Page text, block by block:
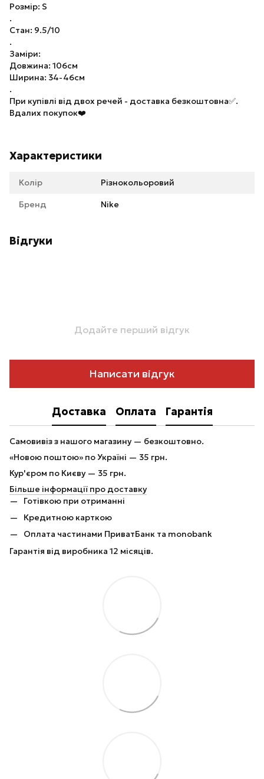
Розмір: S
.
Стан: 9.5/10
.
Заміри:
Довжина: 106см
Ширина: 34-46см
.
При купівлі від двох речей - доставка безкоштовна✅.
Вдалих покупок❤️
Характеристики
Колір Різнокольоровий
Бренд Nike
Відгуки
Додайте перший відгук
Написати відгук
Доставка Оплата Гарантія
Самовивіз з нашого магазину — безкоштовно.
«Новою поштою» по Україні — 35 грн.
Кур'єром по Києву — 35 грн.
Більше інформації про доставку
Готівкою при отриманні
Кредитною карткою
Оплата частинами ПриватБанк та monobank
Гарантія від виробника 12 місяців.